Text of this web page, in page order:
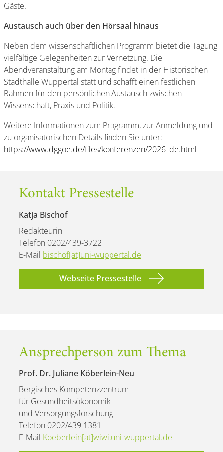
Gäste.
Austausch auch über den Hörsaal hinaus
Neben dem wissenschaftlichen Programm bietet die Tagung
vielfältige Gelegenheiten zur Vernetzung. Die
Abendveranstaltung am Montag findet in der Historischen
Stadthalle Wuppertal statt und schafft einen festlichen
Rahmen für den persönlichen Austausch zwischen
Wissenschaft, Praxis und Politik.
Weitere Informationen zum Programm, zur Anmeldung und
zu organisatorischen Details finden Sie unter:
https://www.dggoe.de/files/konferenzen/2026_de.html
Kontakt Pressestelle
Katja Bischof
Redakteurin
Telefon 0202/439-3722
E-Mail bischof[at]uni-wuppertal.de
Webseite Pressestelle
Ansprechperson zum Thema
Prof. Dr. Juliane Köberlein-Neu
Bergisches Kompetenzzentrum
für Gesundheitsökonomik
und Versorgungsforschung
Telefon 0202/439 1381
E-Mail Koeberlein[at]wiwi.uni-wuppertal.de